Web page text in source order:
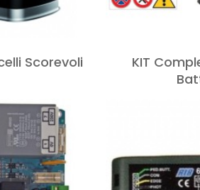
Scorevoli
KIT